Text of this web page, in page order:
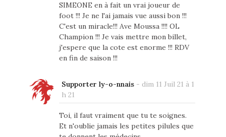
SIMEONE en à fait un vrai joueur de
foot !!! Je ne l'ai jamais vue aussi bon !!!
C'est un miracle!!! Ave Moussa !!!! OL
Champion !!! Je vais mettre mon billet,
j'espere que la cote est enorme !!! RDV
en fin de saison !!!
Supporter ly-o-nnais- dim 11 Juil 21 à 1
h 21
Toi, il faut vraiment que tu te soignes.
Et n'oublie jamais les petites pilules que